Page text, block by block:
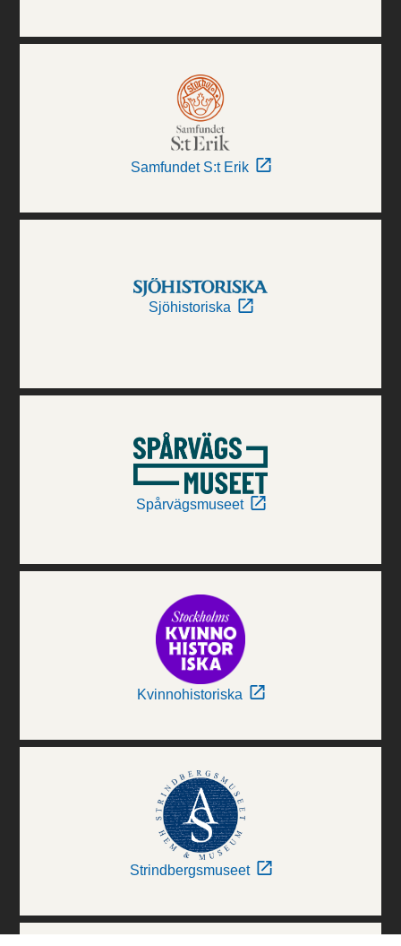
Samfundet S:t Erik
Sjöhistoriska
Spårvägsmuseet
Kvinnohistoriska
Strindbergsmuseet